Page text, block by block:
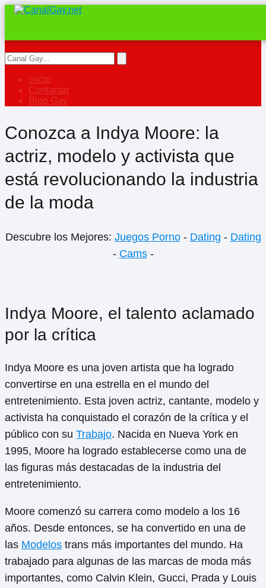
inicio
Contactar
Blog Gay
Conozca a Indya Moore: la
actriz, modelo y activista que
está revolucionando la industria
de la moda
Descubre los Mejores: Juegos Porno- Dating - Dating
- Cams-
Indya Moore, el talento aclamado
por la crítica
Indya Moore es una joven artista que ha logrado
convertirse en una estrella en el mundo del
entretenimiento. Esta joven actriz, cantante, modelo y
activista ha conquistado el corazón de la crítica y el
público con su Trabajo. Nacida en Nueva York en
1995, Moore ha logrado establecerse como una de
las figuras más destacadas de la industria del
entretenimiento.
Moore comenzó su carrera como modelo a los 16
años. Desde entonces, se ha convertido en una de
las Modelos trans más importantes del mundo. Ha
trabajado para algunas de las marcas de moda más
importantes, como Calvin Klein, Gucci, Prada y Louis